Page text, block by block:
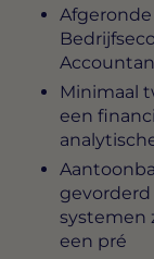
Minimaal
een
gevorderd
systemen
een pré